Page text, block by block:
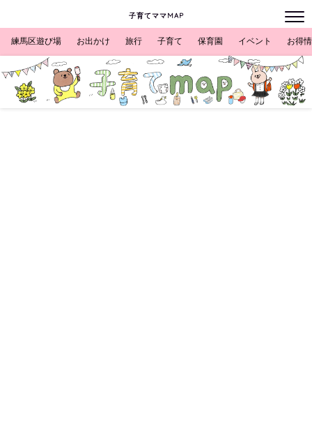
子育てママMAP
練馬区遊び場 お出かけ 旅行 子育て 保育園 イベント お得